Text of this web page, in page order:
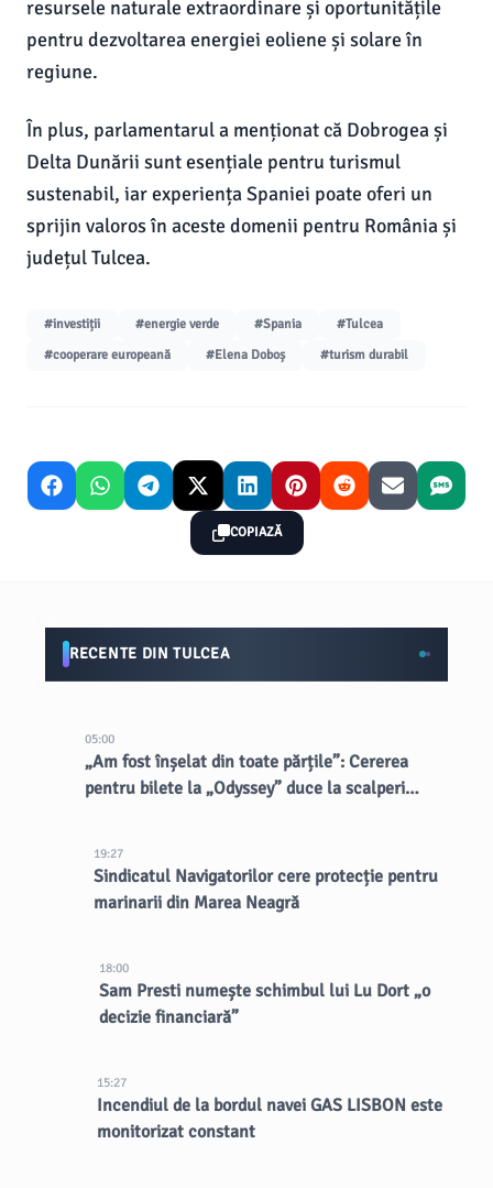
resursele naturale extraordinare și oportunitățile
pentru dezvoltarea energiei eoliene și solare în
regiune.
În plus, parlamentarul a menționat că Dobrogea și
Delta Dunării sunt esențiale pentru turismul
sustenabil, iar experiența Spaniei poate oferi un
sprijin valoros în aceste domenii pentru România și
județul Tulcea.
#investiții #energie verde #Spania
#Tulcea
#cooperare europeană
#Elena Doboș #turism durabil
COPIAZĂ
RECENTE DIN TULCEA
05:00
„Am fost înșelat din toate părțile”: Cererea
pentru bilete la „Odyssey” duce la scalperi
19:27
Sindicatul Navigatorilor cere protecție pentru
marinarii din Marea Neagră
18:00
Sam Presti numește schimbul lui Lu Dort „o
decizie financiară”
15:27
Incendiul de la bordul navei GAS LISBON este
monitorizat constant